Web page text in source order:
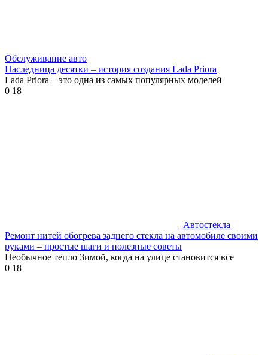
Обслуживание авто
Наследница десятки – история создания Lada Priora
Lada Priora – это одна из самых популярных моделей
0 18
Автостекла
Ремонт нитей обогрева заднего стекла на автомобиле своими
руками – простые шаги и полезные советы
Необычное тепло Зимой, когда на улице становится все
0 18